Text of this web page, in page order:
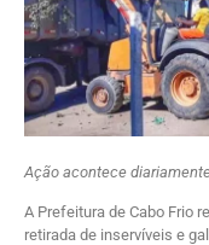
Ação acontece
A Prefeitura de Cabo Frio
retirada de inservíveis e